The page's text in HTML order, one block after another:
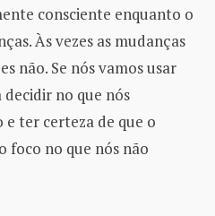
consciente enquanto o
Às vezes as mudanças
não. Se nós vamos usar
decidir no que nós
ter certeza de que o
foco no que nós não